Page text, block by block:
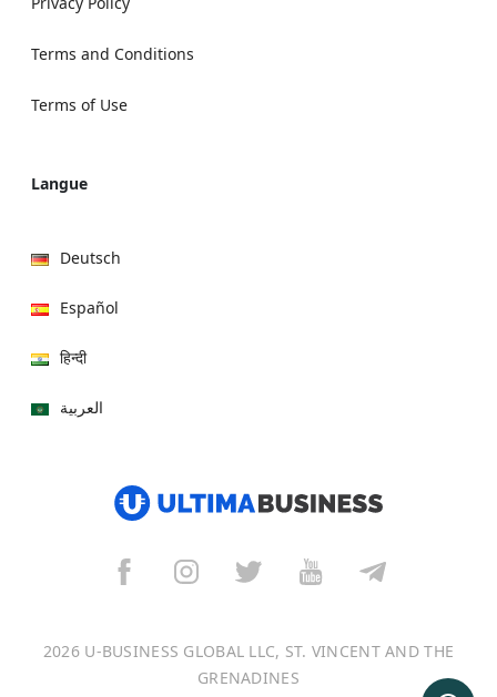
Terms and Conditions
Terms of Use
Langue
Deutsch
Español
हिन्दी
العربية
Italiano
Français
日本語
2026 U-BUSINESS GLOBAL LLC, ST. VINCENT AND THE
GRENADINES